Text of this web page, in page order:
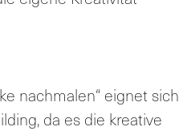
nachmalen“ eignet sich
da es die kreative